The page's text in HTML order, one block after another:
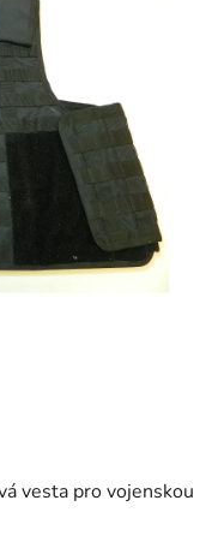
vesta pro vojenskou